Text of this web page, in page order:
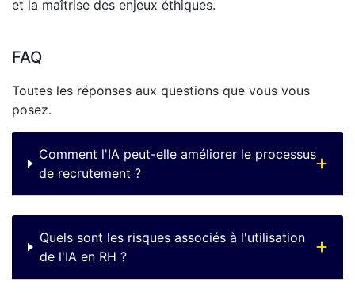
et la maîtrise des enjeux éthiques.
FAQ
Toutes les réponses aux questions que vous vous
posez.
Comment l'IA peut-elle améliorer le processus
de recrutement ?
Quels sont les risques associés à l'utilisation
de l'IA en RH ?